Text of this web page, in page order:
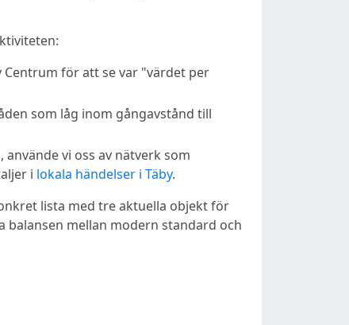
för att se var "värdet per
som låg inom gångavstånd till
vi oss av nätverk som
i lokala händelser i Täby.
lista med tre aktuella objekt för
balansen mellan modern standard och